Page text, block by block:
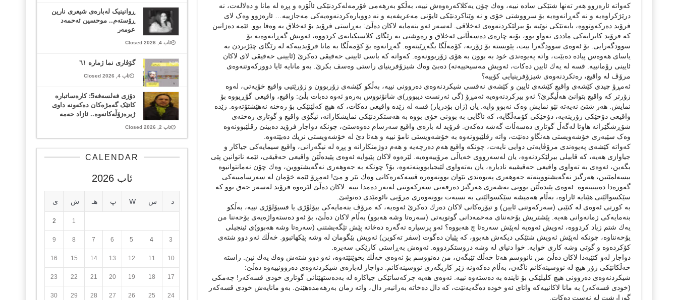
کەواتە ئارەزوو ھەر تەنھا شتێکی سادە نییە، وەك چۆن یەکلاکەرەوەش نییە، بەڵكو بەرھەمی فۆرمەلەکردنێکی ئاڵۆزە و پڕە لە مانا و دەلالەت، نە
درێژکراوەیە و نە گەڕانەوەیە بۆ سرووشتی خۆی و نە وێناکردنێکی ئایۆنی مەعریفەیە و نە دووبارەکردنەوەیەکی مەجازییە… ئارەزوو وەک لای
فرۆید دەرکەوتووە، بابەتێکی نوێیە بۆ بیرلێکردنەوەی ئەخلاقی. لەسەر ئەو بنەمایە لاكان دەڵێ: بەڕاستی فرۆید بۆ ئەخلاق بە وەفا بوو. ئێمە دەزانین
کە فرۆید کابرایەکی ماددی تەواو بوو، بۆیە چارەی دەسەڵاتی ئەخلاق و رەوشتی بە رێگای کلاسیکیانەی كردووە، ئەویش گەڕانەوەیە بۆ
سوودگەرایی. بۆ ئەوەی سوودگەرا بیت، پێویستە بۆ زۆربە، كۆمەڵگا بگەڕێیتەوە. گەڕانەوە بۆ کۆمەڵگا بە مانا فرۆیدییەکە لە رێگای چێژبردن بە
یاسای ھەوەس پیادە دەبێت، واتە پەیوەندی خود بە بوون بە ھۆی زۆربوونەوە. كەواتە كە باسی ئایینی حەقیقی دەكرێ (ئایینی حەقیقی لای لاكان
ئایینی رۆمانییە. قسە لە یەك ئایین دەكات، ئەویش مەسیحییەتە) دەبێ وەك شیزۆفرینیای راستی وەسف بكرێ. بەو مانایە ئایا دووركەوتنەوەی
مرۆڤ لە واقیع، رەتكردنەوەی شیزۆفرینیایی كۆییە؟
ئەمڕۆ چیدی كێشەی واقیع کێشەی ئایین و كێشەی نەقسی شیكردنەوەی دەروونی نییە، بەڵکو کێشەی زۆربوون و زۆرێتیی واقیع خۆیەتی، لەوە
زۆرتر کە واقیع بتوانێ هەڵیگرێ؟ ئەو بیركردنەوەیە ئەمڕۆ (گی ئەرنست دیبوور)ی شانۆنووس بەرەو ئەوە دەبات بڵێ: واقیع، واقیعی گۆڕیووە بۆ
نمایش. هەر شتێ نەیەتە نێو نمایش وەک نەبوو وایە. یان (ژان بۆدریار) قسە لە زێدە واقیعی دەكات، كە هیچ کەلێنێکی بۆ رەخنە نەهێشتۆتەوە. زێدە
واقیعی دۆخێکی زۆرینەیە، دۆخێكی کۆمەڵگایە، کە ئاگایی بە بوونی خۆی بووە بە هەستکردنێکی نمایشكارانە، ئیگۆی واقیع و گوتاری رەخنەی
شۆڕشگێرانە هاوتا لەگەڵ گوتاری دەسەڵات گەشە دەكەن. فرۆید لە بارەی واقیع سەرسام دەوەستێ، چونکە دواجار فرۆید دەبینێ رقلێبوونەوە
وەک سێبەری خۆشەویستی هەنگاو دەنێت، واتە رقلێبوونەوە بە خۆشەویستی نامۆ نییە و هەتا دێ لە خۆشەویستی نزیك دەبێتەوە.
كەواتە كێشەی پەیوەندی مرۆڤایەتی دوایی نایەت، چونكە واقیع هەم دەرچەیە و هەم دوژمنكارانە و پڕە لە نیگەرانی، واقیع سیمایەكی جیاكار و
جیاوازی هەیە، كە قابیلی بیرلێكردنەوە، یان لەسەرووی خەیاڵی مرۆییەوەیە. لێرەوە لاكان پێیوایە ئەوەی پێیدەڵێن واقیعی حەقیقی، ئێمە ناتوانین پێی
بگەین، ئەوەی بە تەواوی واقیعی حەقیقییە نادیارە، یان بەتەواوی لێیجیابووینەتەوە، بۆ؟ چونكە بە جەوهەری نەگەیشتووین، وەك چۆن نەمانتوانیوە
بیسەلمێنین، هەرگیز نەگەیشتووینەتە جەوهەری پەیوەندی نێوان بوونەوەرە قسەكەرەكانی وەك نێر و مێ! ئەمڕۆ ئێمە خۆمان لە سەرسامییەكی
گەورەدا دەبینینەوە. ئەوەی پێیدەڵێن بوونی بەشەری هەرگیز دەرفەتی سەركەوتنی لەبەر دەمدا نییە. لاكان دەڵێ لێرەوە فرۆید لەسەر حەق بوو كە
سێكسوالێتی هێنایە ئاراوە، بەڵام هەمیشە سێكسوالێتی بە نسبەت بوونەوەری مرۆیی نائومێدی دەنوێنێ.
بە كورتی ئەوەی لە كتێبی (سەركەوتنی ئایین) و تیۆرەكانی لاكان دەرك دەكرێ ئەوەیە، كە مرۆڤ بنەمایەكی بیۆلۆژی یا فسیۆلۆژی نییە، بەڵكو
بنەمایەكی زمانەوانی هەیە. پێشتریش یۆحەننای مەحمەدانی گوتویەتی (سەرەتا وشە هەبوو) بەڵام لاكان دەڵێ، بۆ ئەو دەستەواژەیەی یۆحەننا من
یەك شتم زیاد كردووە، ئەویش ئەوەیە لەپێش سەرەتا چ هەبووە؟ ئەو پرسیارە تەگەرە دەخاتە پێش تێگەیشتنی (سەرەتا وشە هەبوو)ی ئینجیلی
یۆحەنناوە، چونكە لەپێش ئەویش شتێكی دیكەش هەبوو، كە پێیان دەگوت (سفر تەكوین) ئەویش بێگومان لە وشە پێكهاتبوو. خەڵك ئەو دوو شتەی
كۆكردەوە و گوتی وشە كاری خوایە. خوا دنیای لە وشە دروستكردووە. ئەوەش بەڕاستی كارێكی سەیرە.
دواجار لەو كتێبەدا لاكان دەڵێ من نانووسم هەتا خەڵك تێبگەن، من دەنووسم بۆ ئەوەی خەڵك بخوێنێتەوە، ئەو دوو شتەش وەك یەك نین. راستە
خەڵكانێكی زۆر هیچ لە نووسینەكانم ناگەن، بەڵام دەكەونە ژێر كاریگەری نووسینەكانم. دواجار لەبارەی شیكردنەوەی دەروونییەوە دەڵێ:
شیكردنەوەی دەروونی هیچ كلیلێكی بۆ ئایندە بە دەستەوە نییە. ئەوەی هەیە چركەساتێكی جیاكارە لە بەدەستهێنانی گوتاری خودی قسەكەر! چەمكی
(خودی قسەكەر) بە مانا لاكانییەكە واتای ئەو خودە دەگەیەنێت، كە دال دەخاتە بەرانبەر دال، واتە زمان بەرهەمدەهێنێ. بەو مانایەش خودی قسەكەر
گوزارشت لە نەست دەكات.
ڕوانینیک لەبارەى شیعرى نارین
ڕۆستەم.. موحسین ئەحمەد
عومەر
ئاب 4, 2026 Closed
گۆڤاری نما ژمارە ٦١
ئاب 4, 2026 Closed
دۆزی فەلسەفە5: کارەساتبارە
کاتێک گەمژەکان دەکەونە داوی
ژیرەزۆڵەکانەوە.. ئازاد حەمە
ئاب 2, 2026 Closed
CALENDAR
ئاب 2026
د س W پ هـ ش ی
1
2
3
4
5
6
7
8
9
10
11
12
13
14
15
16
17
18
19
20
21
22
23
24
25
26
27
28
29
30